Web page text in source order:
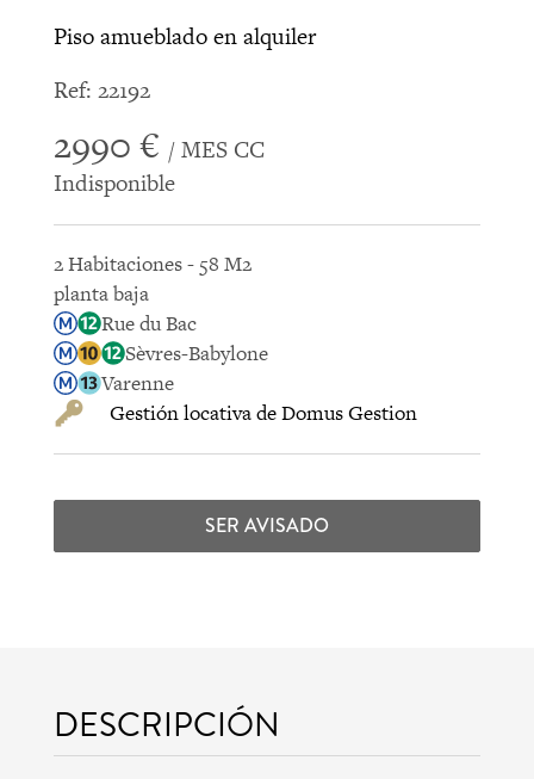
Piso amueblado en alquiler
Ref: 22192
2990 € / MES CC
Indisponible
2 Habitaciones - 58 M2
planta baja
Rue du Bac
Sèvres-Babylone
Varenne
Gestión locativa de Domus Gestion
SER AVISADO
DESCRIPCIÓN